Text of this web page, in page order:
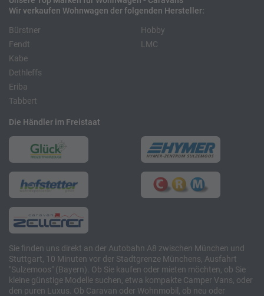
Wir verkaufen Wohnwagen der folgenden Hersteller:
Bürstner
Fendt
Kabe
Hobby
LMC
Dethleffs
Eriba
Tabbert
Die Händler im Freistaat
Sie finden uns direkt an der Autobahn A8 zwischen München und
Stuttgart, 10 Minuten vor der Stadtgrenze Münchens, Ausfahrt
"Sulzemoos" (Bayern). Ob Sie kaufen oder mieten möchten, ob Sie
kleine günstige Modelle suchen, etwa kompakte Camper Vans, oder
den puren Luxus. Ob Caravan oder Wohnmobil, ob neu oder